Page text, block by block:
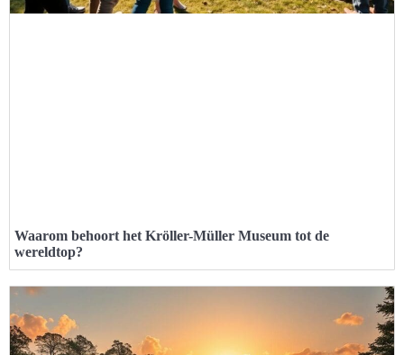
Waarom behoort het Kröller-Müller Museum tot de
wereldtop?